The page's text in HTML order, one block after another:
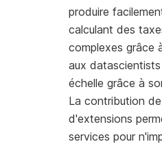
produire
calculant des
complexes grâce
aux
échelle grâce à
La contribution
d'extensions
services pour